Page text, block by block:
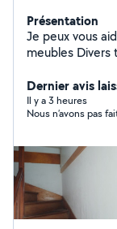
Présentation
Je peux vous aider :
meubles Divers
Dernier avis
Il y a 3 heures
Nous n’avons pas